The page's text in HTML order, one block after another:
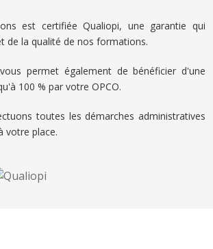
est certifiée Qualiopi, une garantie qui
de la qualité de nos formations.
permet également de bénéficier d'une
100 % par votre OPCO.
toutes les démarches administratives
votre place.